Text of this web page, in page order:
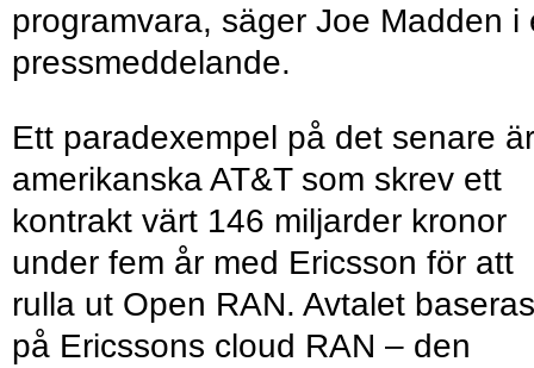
programvara, säger Joe Madden i
pressmeddelande.
Ett paradexempel på det senare är
amerikanska AT&T som skrev ett
kontrakt värt 146 miljarder kronor
under fem år med Ericsson för att
rulla ut Open RAN. Avtalet baseras
på Ericssons cloud RAN – den